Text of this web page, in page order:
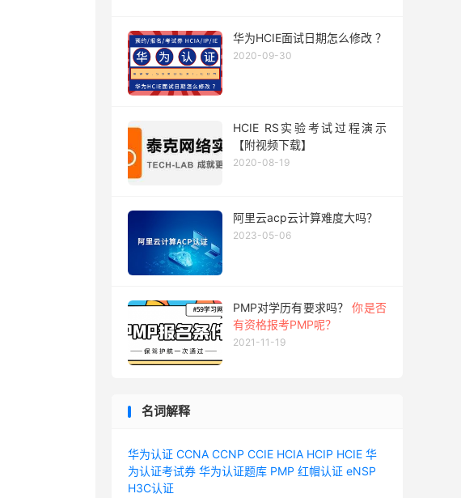
华为HCIE面试日期怎么修改 ？
2020-09-30
HCIE RS实验考试过程演示
【附视频下载】
2020-08-19
阿里云acp云计算难度大吗？
2023-05-06
PMP对学历有要求吗？ 你是否
有资格报考PMP呢？
2021-11-19
名词解释
华为认证 CCNA CCNP CCIE HCIA HCIP HCIE 华
为认证考试券 华为认证题库 PMP 红帽认证 eNSP
H3C认证